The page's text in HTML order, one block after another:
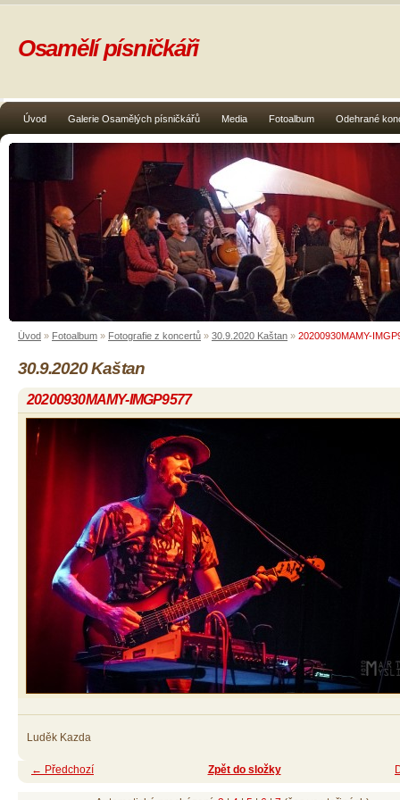
Úvod Galerie Osamělých písničkářů Media Fotoalbum Odehrané
Osamělí písničkáři
Úvod » Fotoalbum » Fotografie z koncertů » 30.9.2020 Kaštan » 20200930MAMY-
30.9.2020 Kaštan
20200930MAMY-IMGP9577
Luděk Kazda
← Předchozí Zpět do složky